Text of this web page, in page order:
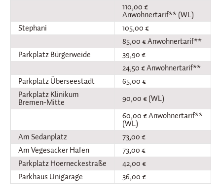
110,00 €
Anwohnertarif** (WL)
Stephani
105,00 €
85,00 € Anwohnertarif**
Parkplatz Bürgerweide
39,90 €
24,50 € Anwohnertarif**
Parkplatz Überseestadt
65,00 €
Parkplatz Klinikum
Bremen-Mitte
90,00 € (WL)
60,00 € Anwohnertarif**
(WL)
Am Sedanplatz
73,00 €
Am Vegesacker Hafen
73,00 €
Parkplatz Hoerneckestraße
42,00 €
Parkhaus Unigarage
36,00 €